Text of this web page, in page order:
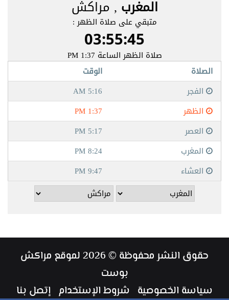
حقوق النشر محفوظة © 2026 لموقع مراكش
بوست
سياسة الخصوصية شروط الإستخدام إتصل بنا